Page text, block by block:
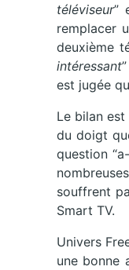
téléviseur”
remplacer
deuxième
intéressant
est jugée
Le bilan
du doigt
question
souffrent
Smart TV.
Univers
une bonne